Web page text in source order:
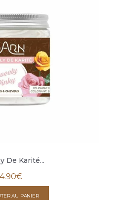
De Karité...
€
AU PANIER